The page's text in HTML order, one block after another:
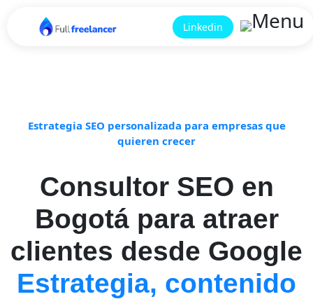
Linkedin
Estrategia SEO personalizada para empresas que
quieren crecer
Consultor SEO en
Bogotá para atraer
clientes desde Google
Estrategia, contenido